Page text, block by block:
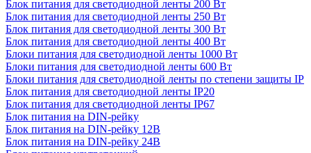
Блок питания для светодиодной ленты 200 Вт
Блок питания для светодиодной ленты 250 Вт
Блок питания для светодиодной ленты 300 Вт
Блок питания для светодиодной ленты 400 Вт
Блоки питания для светодиодной ленты 1000 Вт
Блоки питания для светодиодной ленты 600 Вт
Блоки питания для светодиодной ленты по степени защиты IP
Блок питания для светодиодной ленты IP20
Блок питания для светодиодной ленты IP67
Блок питания на DIN-рейку
Блок питания на DIN-рейку 12В
Блок питания на DIN-рейку 24В